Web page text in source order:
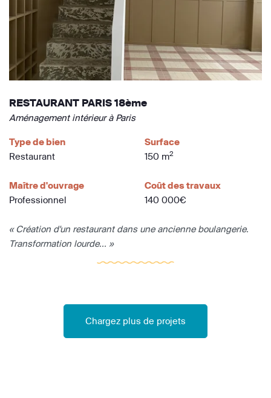
RESTAURANT PARIS 18ème
Aménagement intérieur à Paris
Type de bien
Restaurant
Surface
150 m2
Maître d'ouvrage
Professionnel
Coût des travaux
140 000€
« Création d'un restaurant dans une ancienne boulangerie.
Transformation lourde... »
Chargez plus de projets